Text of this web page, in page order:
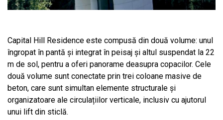
Capital Hill Residence este compusă din două volume: unul
îngropat în pantă și integrat în peisaj și altul suspendat la 22
m de sol, pentru a oferi panorame deasupra copacilor. Cele
două volume sunt conectate prin trei coloane masive de
beton, care sunt simultan elemente structurale și
organizatoare ale circulațiilor verticale, inclusiv cu ajutorul
unui lift din sticlă.